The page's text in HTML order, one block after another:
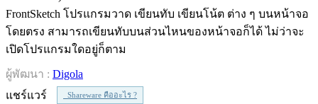
FrontSketch โปรแกรมวาด เขียนทับ เขียนโน้ต ต่าง ๆ บนหน้าจอ
โดยตรง สามารถเขียนทับบนส่วนไหนของหน้าจอก็ได้ ไม่ว่าจะ
เปิดโปรแกรมใดอยู่ก็ตาม
ผู้พัฒนา : Digola
แชร์แวร์
Shareware คืออะไร ?